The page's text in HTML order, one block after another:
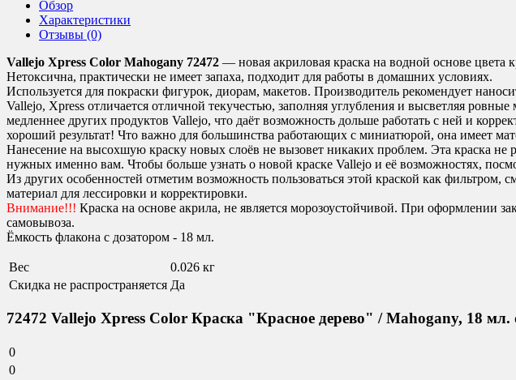
Обзор
Характеристики
Отзывы (0)
Vallejo Xpress Color Mahogany 72472 — новая акриловая краска на водной основе цвета
Нетоксична, практически не имеет запаха, подходит для работы в домашних условиях.
Используется для покраски фигурок, диорам, макетов. Производитель рекомендует
Vallejo, Xpress отличается отличной текучестью, заполняя углубления и высветляя
медленнее других продуктов Vallejo, что даёт возможность дольше работать с ней и
хороший результат! Что важно для большинства работающих с миниатюрой, она имеет
Нанесение на высохшую краску новых слоёв не вызовет никаких проблем. Эта краска не
нужных именно вам. Чтобы больше узнать о новой краске Vallejo и её возможностях,
Из других особенностей отметим возможность пользоваться этой краской как
материал для лессировки и корректировки.
Внимание!!! Краска на основе акрила, не является морозоустойчивой. При оформлении
самовывоза.
Ёмкость флакона с дозатором - 18 мл.
Вес
0.026 кг
Скидка не распространяется Да
72472 Vallejo Xpress Color Краска "Красное дерево" / Mahogany, 18
0
0